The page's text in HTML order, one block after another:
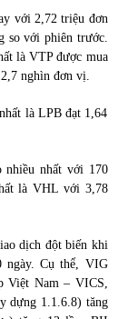
với 2,72 triệu đơn
so với phiên trước.
là VTP được mua
nghìn đơn vị.
là LPB đạt 1,64
nhiều nhất với 170
là VHL với 3,78
dịch đột biến khi
ngày. Cụ thể, VIG
Việt Nam – VICS,
dựng 1.1.6.8) tăng